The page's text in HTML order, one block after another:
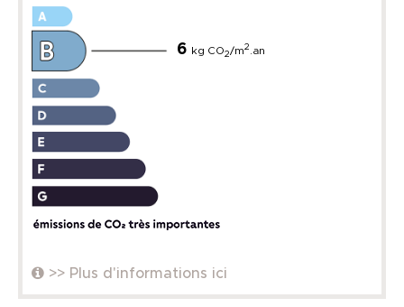
6 kg CO2/m2 .an
>> Plus d'informations ici